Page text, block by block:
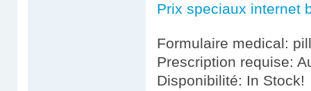
Prix speciaux internet
Formulaire medical: pill
Prescription requise:
Disponibilité: In Stock!